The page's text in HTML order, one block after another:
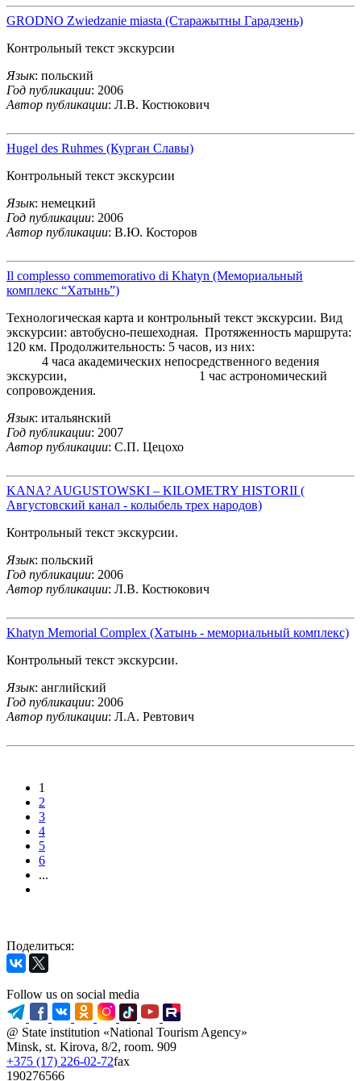
GRODNO Zwiedzanie miasta (Старажытны Гарадзень)
Контрольный текст экскурсии
Язык: польский
Год публикации: 2006
Автор публикации: Л.В. Костюкович
Hugel des Ruhmes (Курган Славы)
Контрольный текст экскурсии
Язык: немецкий
Год публикации: 2006
Автор публикации: В.Ю. Косторов
Il complesso commemorativo di Khatyn (Мемориальный
комплекс “Хатынь”)
Технологическая карта и контрольный текст экскурсии. Вид
экскурсии: автобусно-пешеходная. Протяженность маршрута:
120 км. Продолжительность: 5 часов, из них:
4 часа академических непосредственного ведения
экскурсии, 1 час астрономический
сопровождения.
Язык: итальянский
Год публикации: 2007
Автор публикации: С.П. Цецохо
KANA? AUGUSTOWSKI – KILOMETRY HISTORII (
Августовский канал - колыбель трех народов)
Контрольный текст экскурсии.
Язык: польский
Год публикации: 2006
Автор публикации: Л.В. Костюкович
Khatyn Memorial Complex (Хатынь - мемориальный комплекс)
Контрольный текст экскурсии.
Язык: английский
Год публикации: 2006
Автор публикации: Л.А. Ревтович
1
2
3
4
5
6
...
Поделиться:
Follow us on social media
@ State institution «National Tourism Agency»
Minsk, st. Kirova, 8/2, room. 909
+375 (17) 226-02-72fax
190276566